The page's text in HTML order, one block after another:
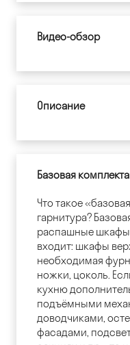
Видео-обзор
Описание
Базовая
Что такое
гарнитура?
распашные
входит: шкафы
необходимая
ножки, цоколь.
кухню
подъёмными
доводчиками,
фасадами,